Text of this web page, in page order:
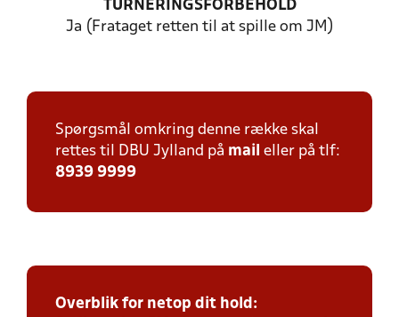
TURNERINGSFORBEHOLD
Ja (Frataget retten til at spille om JM)
Spørgsmål omkring denne række skal
rettes til DBU Jylland på mail eller på tlf:
8939 9999
Overblik for netop dit hold: